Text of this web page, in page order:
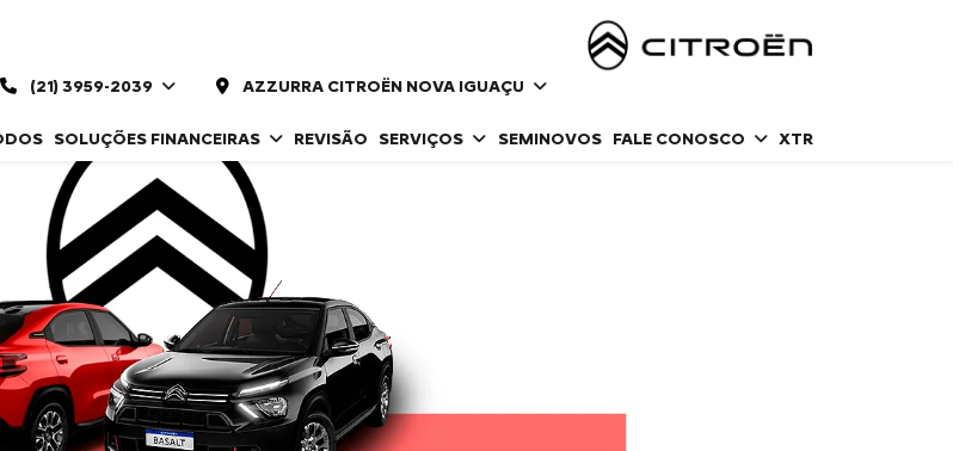
(21) 3959-2039 AZZURRA CITROËN NOVA IGUAÇU
SOLUÇÕES FINANCEIRAS REVISÃO SERVIÇOS SEMINOVOS FALE CONOSCO XTR